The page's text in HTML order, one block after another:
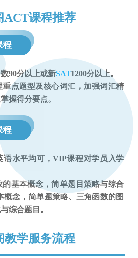
ACT课程推荐
程
90分以上或新SAT1200分以上。
重点题型及核心词汇，加强词汇精
握得分要点。
程
语水平均可，VIP课程对学员入学
的基本概念，简单题目策略与综合
概念，简单题策略、三角函数的图
综合题目。
教学服务流程